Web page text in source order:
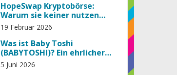
HopeSwap Kryptobörse:
Warum sie keiner nutzen
sollte
19 Februar 2026
Was ist Baby Toshi
(BABYTOSHI)? Ein ehrlicher
Blick auf den Meme-Token
5 Juni 2026